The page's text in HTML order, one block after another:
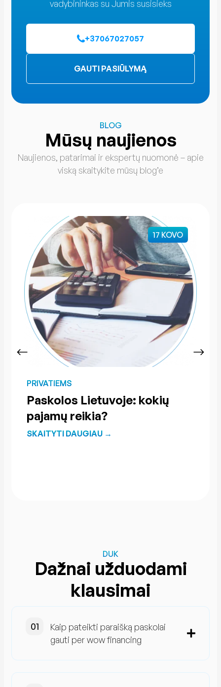
vadybininkas su Jumis susisieks
+37067027057
GAUTI PASIŪLYMĄ
BLOG
Mūsų naujienos
Naujienos, patarimai ir ekspertų nuomonė – apie
viską skaitykite mūsų blog’e
PRIVATIEMS
Paskolos Lietuvoje: kokių
pajamų reikia?
SKAITYTI DAUGIAU →
17 KOVO
DUK
Dažnai užduodami
klausimai
Kaip pateikti paraišką paskolai
gauti per wow financing